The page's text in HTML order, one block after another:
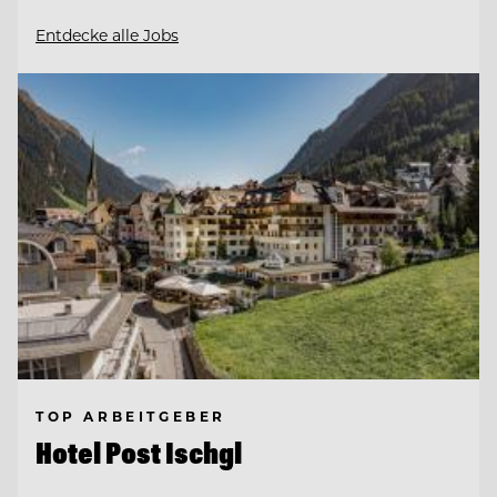
Entdecke alle Jobs
TOP ARBEITGEBER
Hotel Post Ischgl